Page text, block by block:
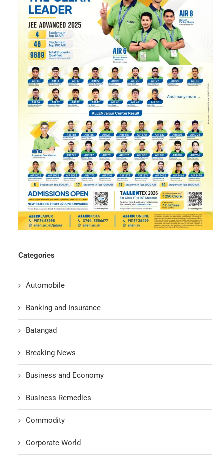
Categories
Automobile
Banking and Insurance
Batangad
Breaking News
Business and Economy
Business Remedies
Commodity
Corporate World